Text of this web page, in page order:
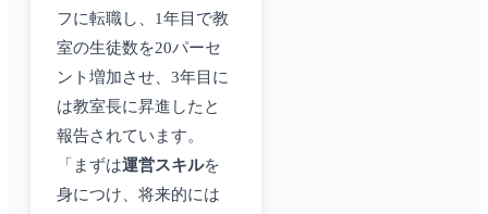
フに転職し、1年目で教
室の生徒数を20パーセ
ント増加させ、3年目に
は教室長に昇進したと
報告されています。
「まずは運営スキルを
身につけ、将来的には